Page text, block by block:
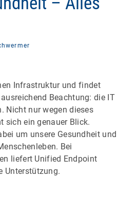
Infrastruktur und findet
Beachtung: die IT
Nicht nur wegen dieses
sich ein genauer Blick.
um unsere Gesundheit und
Bei
liefert Unified Endpoint
Unterstützung.